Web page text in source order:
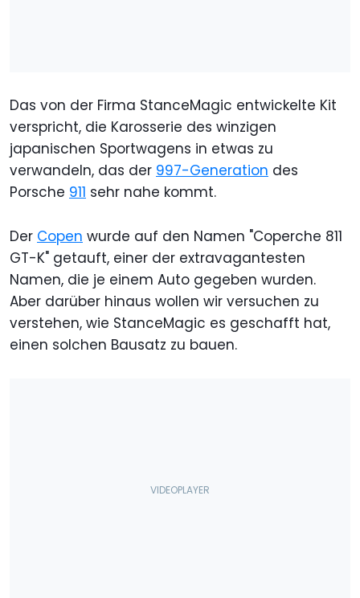
Das von der Firma StanceMagic entwickelte Kit
verspricht, die Karosserie des winzigen
japanischen Sportwagens in etwas zu
verwandeln, das der 997-Generation des
Porsche 911 sehr nahe kommt.
Der Copen wurde auf den Namen "Coperche 811
GT-K" getauft, einer der extravagantesten
Namen, die je einem Auto gegeben wurden.
Aber darüber hinaus wollen wir versuchen zu
verstehen, wie StanceMagic es geschafft hat,
einen solchen Bausatz zu bauen.